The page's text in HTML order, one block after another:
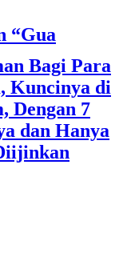
Bagi Para
Kuncinya di
Dengan 7
dan Hanya